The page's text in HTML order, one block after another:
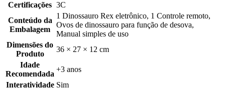
Certificações 3C
Conteúdo da
Embalagem
1 Dinossauro Rex eletrônico, 1 Controle remoto,
Ovos de dinossauro para função de desova,
Manual simples de uso
Dimensões do
Produto
36 × 27 × 12 cm
Idade
Recomendada
+3 anos
Interatividade Sim